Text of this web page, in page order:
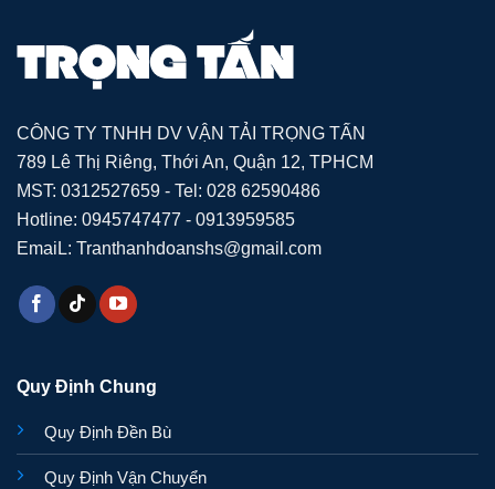
CÔNG TY TNHH DV VẬN TẢI TRỌNG TẤN
789 Lê Thị Riêng, Thới An, Quận 12, TPHCM
MST: 0312527659 - Tel: 028 62590486
Hotline: 0945747477 - 0913959585
EmaiL: Tranthanhdoanshs@gmail.com
Quy Định Chung
Quy Định Đền Bù
Quy Định Vận Chuyển